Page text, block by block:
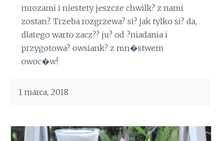
mrozami i niestety jeszcze chwilk? z nami
zostan?. Trzeba rozgrzewa? si? jak tylko si? da,
dlatego warto zacz?? ju? od ?niadania i
przygotowa? owsiank? z mn�stwem
owoc�w!
1 marca, 2018